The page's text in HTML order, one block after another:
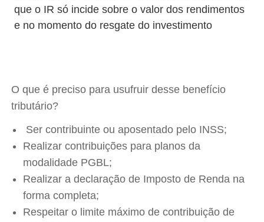
que o IR só incide sobre o valor dos rendimentos
e no momento do resgate do investimento
O que é preciso para usufruir desse benefício
tributário?
Ser contribuinte ou aposentado pelo INSS;
Realizar contribuições para planos da
modalidade PGBL;
Realizar a declaração de Imposto de Renda na
forma completa;
Respeitar o limite máximo de contribuição de